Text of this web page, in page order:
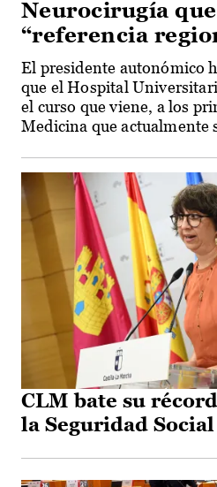
Neurocirugía
“referencia
El presidente autonómico
que el Hospital
el curso que viene, a los
Medicina que actualmente
CLM bate su
la Seguridad Social